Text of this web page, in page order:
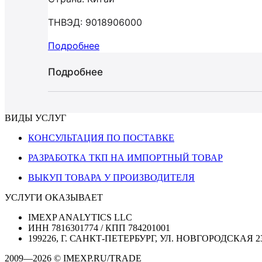
ТНВЭД: 9018906000
Подробнее
Подробнее
ВИДЫ УСЛУГ
КОНСУЛЬТАЦИЯ ПО ПОСТАВКЕ
РАЗРАБОТКА ТКП НА ИМПОРТНЫЙ ТОВАР
ВЫКУП ТОВАРА У ПРОИЗВОДИТЕЛЯ
УСЛУГИ ОКАЗЫВАЕТ
IMEXP ANALYTICS LLC
ИНН 7816301774 / КПП 784201001
199226, Г. САНКТ-ПЕТЕРБУРГ, УЛ. НОВГОРОДСКАЯ
2009—2026 © IMEXP.RU/TRADE